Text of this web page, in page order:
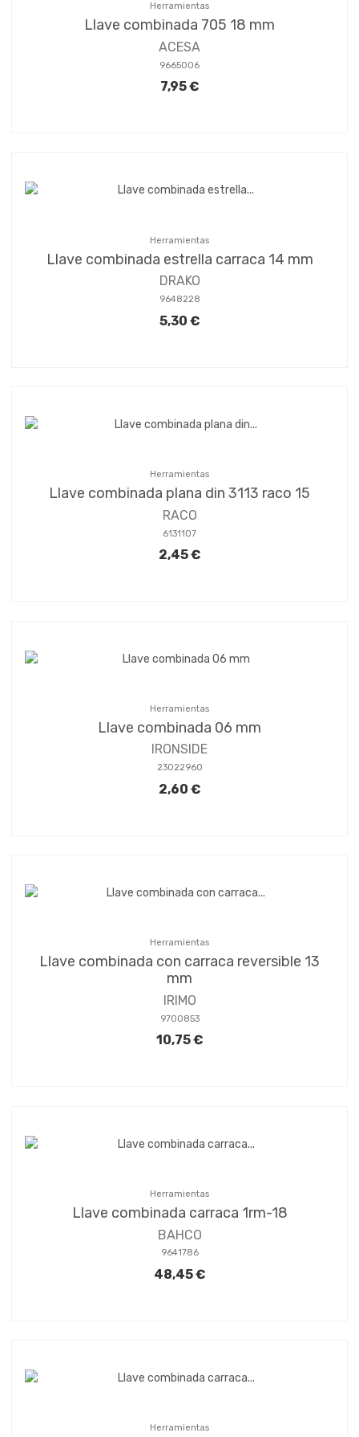
Herramientas
Llave combinada 705 18 mm
ACESA
9665006
7,95 €
Herramientas
Llave combinada estrella carraca 14 mm
DRAKO
9648228
5,30 €
Herramientas
Llave combinada plana din 3113 raco 15
RACO
6131107
2,45 €
Herramientas
Llave combinada 06 mm
IRONSIDE
23022960
2,60 €
Herramientas
Llave combinada con carraca reversible 13
mm
IRIMO
9700853
10,75 €
Herramientas
Llave combinada carraca 1rm-18
BAHCO
9641786
48,45 €
Herramientas